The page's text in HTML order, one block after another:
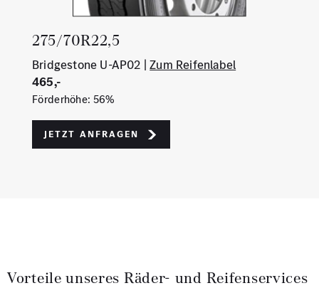
275/70R22,5
Bridgestone U-AP02 |Zum Reifenlabel
465,-
Förderhöhe: 56%
Jetzt Anfragen
Vorteile unseres Räder- und Reifenservices